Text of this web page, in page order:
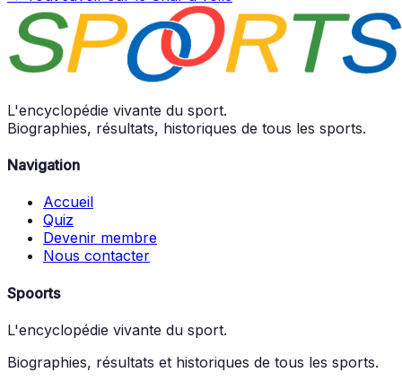
L'encyclopédie vivante du sport.
Biographies, résultats, historiques de tous les sports.
Navigation
Accueil
Quiz
Devenir membre
Nous contacter
Spoorts
L'encyclopédie vivante du sport.
Biographies, résultats et historiques de tous les sports.